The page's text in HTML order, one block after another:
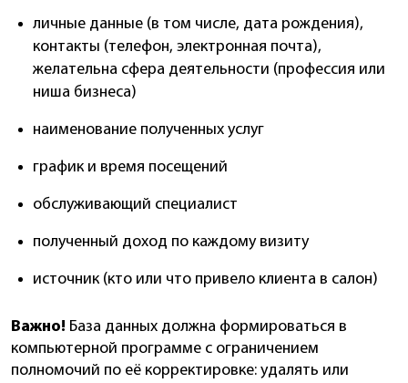
личные данные (в том числе, дата рождения),
контакты (телефон, электронная почта),
желательна сфера деятельности (профессия или
ниша бизнеса)
наименование полученных услуг
график и время посещений
обслуживающий специалист
полученный доход по каждому визиту
источник (кто или что привело клиента в салон)
Важно! База данных должна формироваться в
компьютерной программе с ограничением
полномочий по её корректировке: удалять или